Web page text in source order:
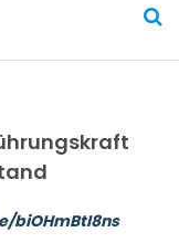
biOHmBtI8ns